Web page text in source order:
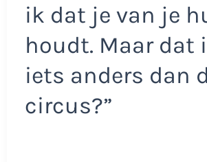
ik dat je van je
houdt. Maar dat
iets anders dan
circus?”